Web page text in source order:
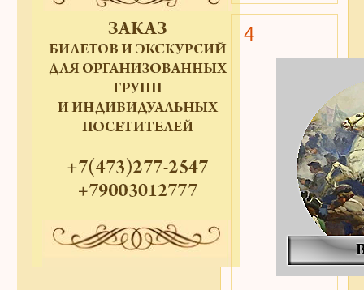
4